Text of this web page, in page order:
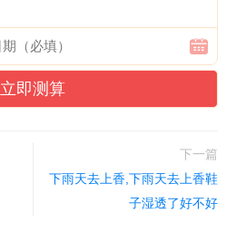
立即测算
下一篇
下雨天去上香,下雨天去上香鞋
子湿透了好不好